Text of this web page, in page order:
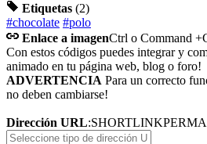
Etiquetas (2)
#chocolate #polo
Enlace a imagenCtrl o Command
Con estos códigos puedes integrar y
animado en tu página web, blog o foro!
ADVERTENCIA Para un correcto
no deben cambiarse!
Dirección URL:SHORTLINK